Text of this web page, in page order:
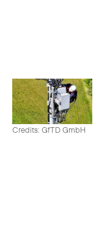
Credits: GfTD GmbH